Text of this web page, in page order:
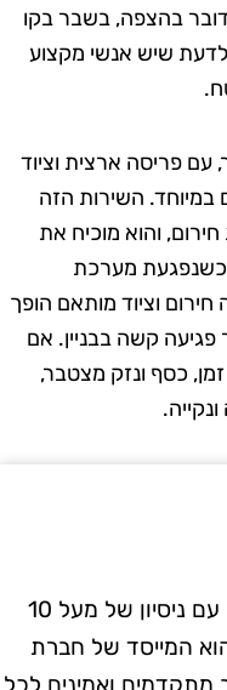
בהצפה, בשבר בקו
שיש אנשי מקצוע
פריסה ארצית וציוד
השירות הזה
והוא מוכיח את
מערכת
וציוד מותאם הופך
קשה בבניין. אם
כסף ונזק מצטבר,
ישראל כהן הוא אינסטלטור מומחה עם ניסיון של מעל 10
המייסד של חברת